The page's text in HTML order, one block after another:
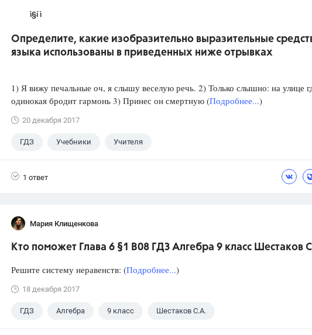
ì§í ì 
Определите, какие изобразительно выразительные
языка использованы в приведенных ниже отрывках
1) Я вижу печальные оч, я слышу веселую речь. 2) Только слышно: на улице
одинокая бродит гармонь 3) Принес он смертную (Подробнее...)
20 декабря 2017
ГДЗ Учебники Учителя
1 ответ
Мария Клищенкова
Кто поможет Глава 6 §1 B08 ГДЗ Алгебра 9 класс Шестаков
Решите систему неравенств: (Подробнее...)
18 декабря 2017
ГДЗ Алгебра 9 класс Шестаков С.А.